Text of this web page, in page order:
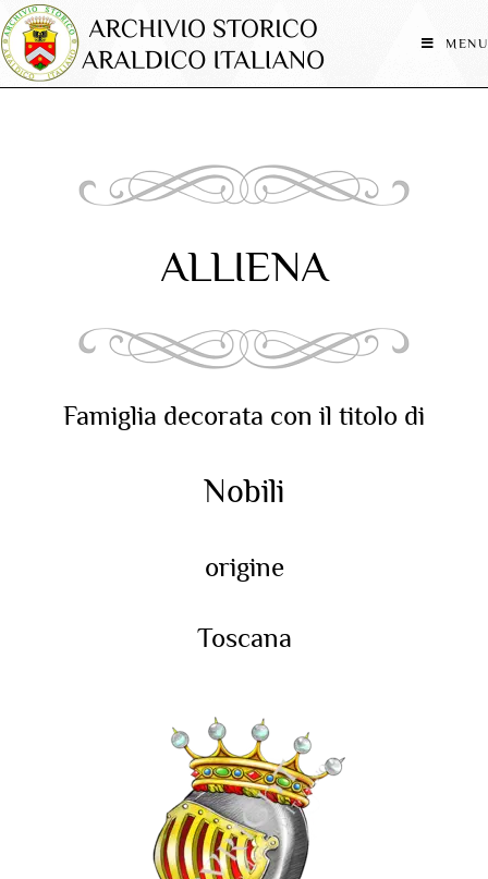
MENU
ALLIENA
Famiglia decorata con il titolo di
Nobili
origine
Toscana